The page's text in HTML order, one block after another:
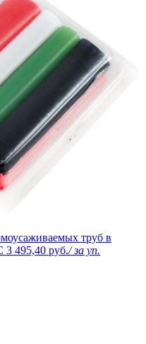
труб в
3 495,40 руб./ за уп.